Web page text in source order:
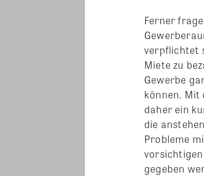
Ferner
verpflichtet
Miete zu
Gewerbe
können. Mit
daher ein
die
Probleme
gegeben